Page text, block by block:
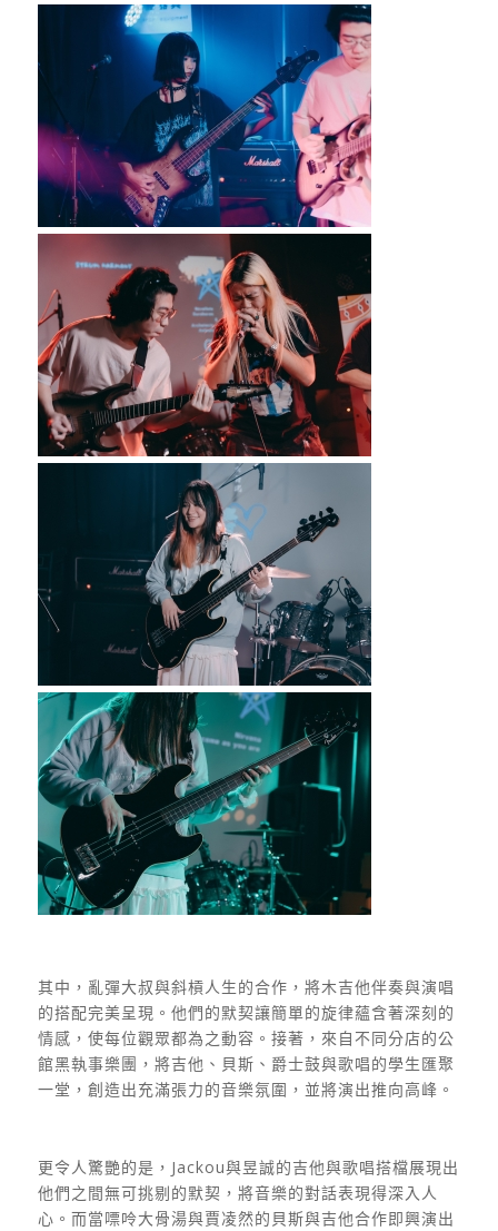
其中，亂彈大叔與斜槓人生的合作，將木吉他伴奏與演唱
的搭配完美呈現。他們的默契讓簡單的旋律蘊含著深刻的
情感，使每位觀眾都為之動容。接著，來自不同分店的公
館黑執事樂團，將吉他、貝斯、爵士鼓與歌唱的學生匯聚
一堂，創造出充滿張力的音樂氛圍，並將演出推向高峰。
更令人驚艷的是，Jackou與昱誠的吉他與歌唱搭檔展現出
他們之間無可挑剔的默契，將音樂的對話表現得深入人
心。而當嘌呤大骨湯與賈凌然的貝斯與吉他合作即興演出